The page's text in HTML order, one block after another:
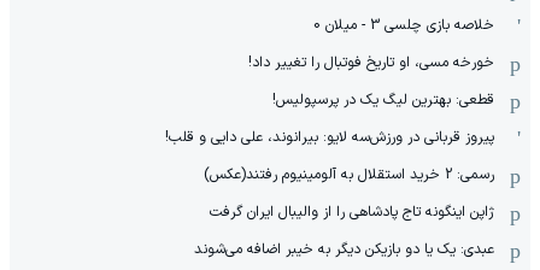
خلاصه بازی چلسی 3 - میلان 0
خورخه مسی، او تاریخ فوتبال را تغییر داد!
قطعی: بهترین لیگ یک در پرسپولیس!
پیروز قربانی در ورزش‌سه لایو: بیرانوند، علی دایی و قلب!
رسمی: 2 خرید استقلال به آلومینیوم رفتند(عکس)
ژاپن اینگونه تاج پادشاهی را از والیبال ایران گرفت
عبدی: یک یا دو بازیکن دیگر به خیبر اضافه می‌شوند